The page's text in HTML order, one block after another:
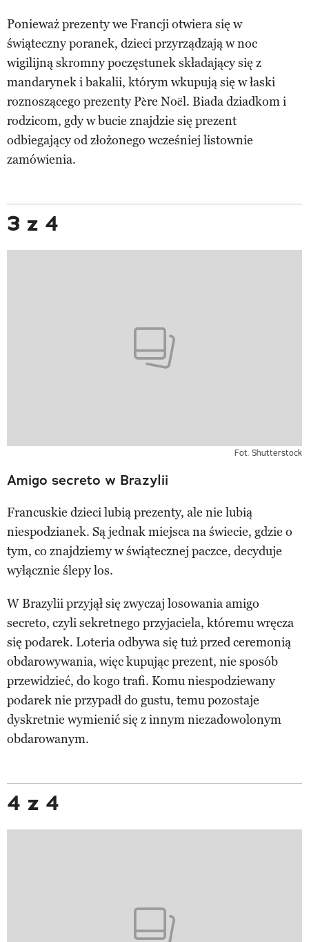
Ponieważ prezenty we Francji otwiera się w
świąteczny poranek, dzieci przyrządzają w noc
wigilijną skromny poczęstunek składający się z
mandarynek i bakalii, którym wkupują się w łaski
roznoszącego prezenty Père Noël. Biada dziadkom i
rodzicom, gdy w bucie znajdzie się prezent
odbiegający od złożonego wcześniej listownie
zamówienia.
3 z 4
Fot. Shutterstock
Amigo secreto w Brazylii
Francuskie dzieci lubią prezenty, ale nie lubią
niespodzianek. Są jednak miejsca na świecie, gdzie o
tym, co znajdziemy w świątecznej paczce, decyduje
wyłącznie ślepy los.
W Brazylii przyjął się zwyczaj losowania amigo
secreto, czyli sekretnego przyjaciela, któremu wręcza
się podarek. Loteria odbywa się tuż przed ceremonią
obdarowywania, więc kupując prezent, nie sposób
przewidzieć, do kogo trafi. Komu niespodziewany
podarek nie przypadł do gustu, temu pozostaje
dyskretnie wymienić się z innym niezadowolonym
obdarowanym.
4 z 4